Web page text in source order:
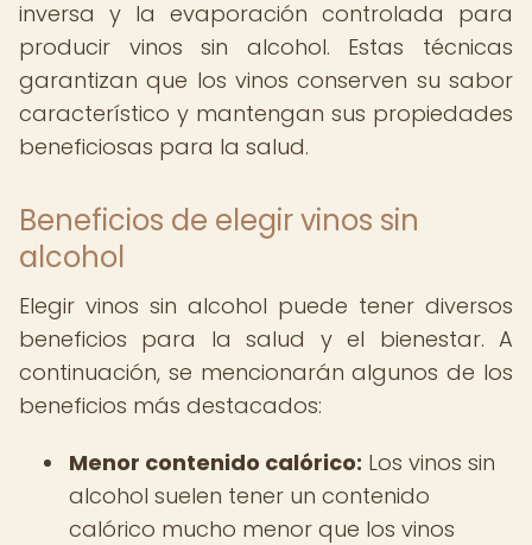
inversa y la evaporación controlada para
producir vinos sin alcohol. Estas técnicas
garantizan que los vinos conserven su sabor
característico y mantengan sus propiedades
beneficiosas para la salud.
Beneficios de elegir vinos sin
alcohol
Elegir vinos sin alcohol puede tener diversos
beneficios para la salud y el bienestar. A
continuación, se mencionarán algunos de los
beneficios más destacados:
Menor contenido calórico: Los vinos sin
alcohol suelen tener un contenido
calórico mucho menor que los vinos